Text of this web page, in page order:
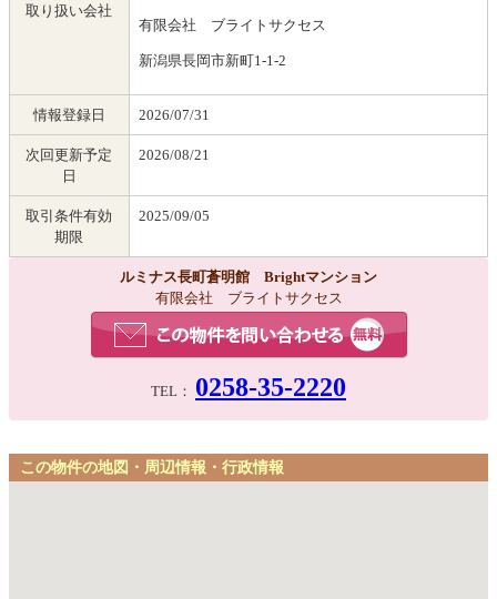
取り扱い会社
有限会社 ブライトサクセス
新潟県長岡市新町1-1-2
情報登録日 2026/07/31
次回更新予定
日
2026/08/21
取引条件有効
期限
2025/09/05
ルミナス長町蒼明館 Brightマンション
有限会社 ブライトサクセス
TEL： 0258-35-2220
この物件の地図・周辺情報・行政情報